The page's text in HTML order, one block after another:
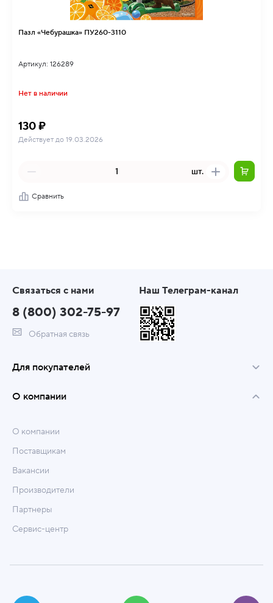
Пазл «Чебурашка» ПУ260-3110
Артикул: 126289
Нет в наличии
130 ₽
Действует до 19.03.2026
шт.
Сравнить
Связаться с нами
8 (800) 302-75-97
Обратная связь
Наш Телеграм-канал
Для покупателей
О компании
О компании
Поставщикам
Вакансии
Производители
Партнеры
Сервис-центр